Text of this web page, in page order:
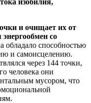
и очищает их от
энергообмен со
обладало способностью
и самоисцелению.
через 144 точки,
человека они
мусором, что